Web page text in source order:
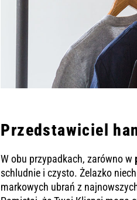
Przedstawiciel
W obu przypadkach, zarówno w
schludnie i czysto. Żelazko
markowych ubrań z